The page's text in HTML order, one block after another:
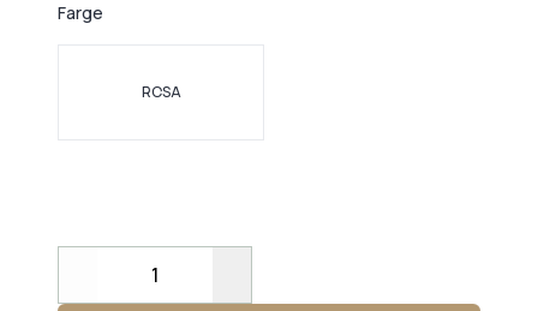
Farge
Velg en Farge
ROSA
Decrease